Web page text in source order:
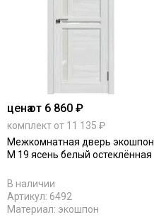
ценаот 6 860 ₽
комплект от 11 135 ₽
Межкомнатная дверь экошпон
М 19 ясень белый остеклённая
В наличии
Артикул: 6492
Материал: экошпон